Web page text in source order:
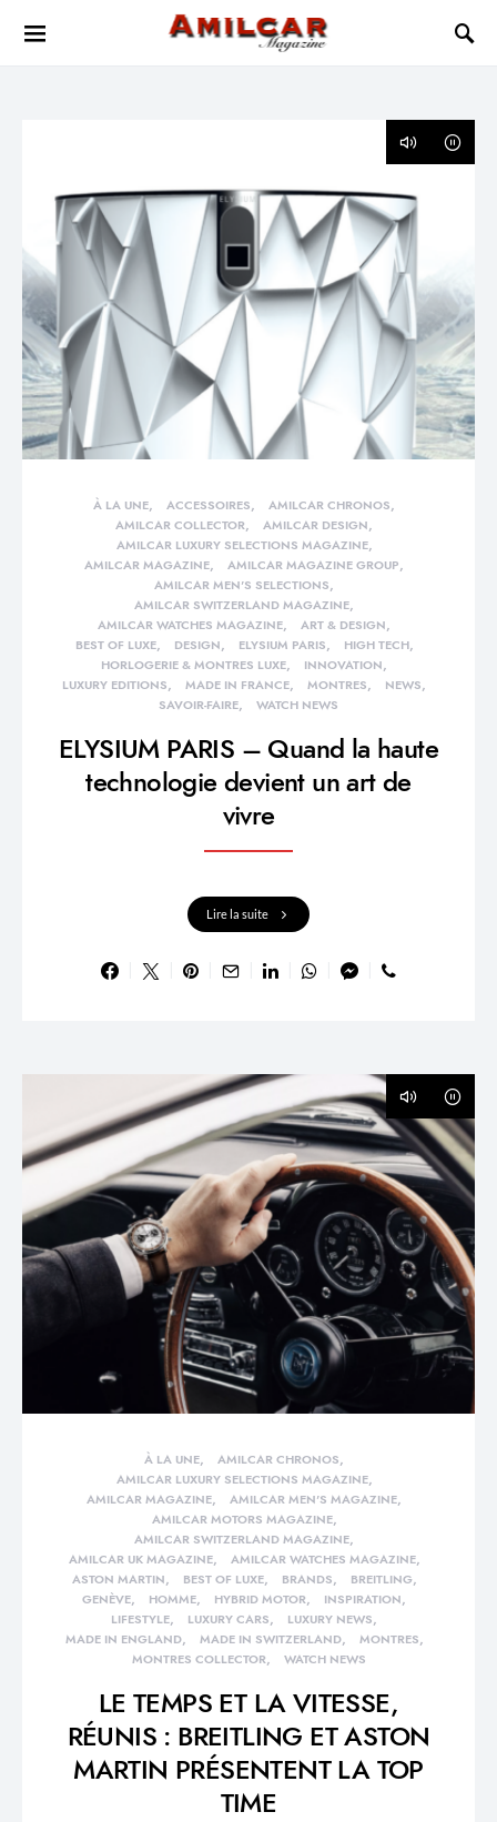
À LA UNE ACCESSOIRES
AMILCAR CHRONOS
AMILCAR COLLECTOR
AMILCAR DESIGN
AMILCAR LUXURY SELECTIONS MAGAZINE
AMILCAR MAGAZINE
AMILCAR MAGAZINE GROUP
AMILCAR MEN'S SELECTIONS
AMILCAR SWITZERLAND MAGAZINE
AMILCAR WATCHES MAGAZINE
ART & DESIGN
BEST OF LUXE
DESIGN ELYSIUM PARIS
HIGH TECH
HORLOGERIE & MONTRES LUXE
INNOVATION
LUXURY EDITIONS
MADE IN FRANCE MONTRES
NEWS
SAVOIR-FAIRE
WATCH NEWS
ELYSIUM PARIS – Quand la haute
technologie devient un art de
vivre
Lire la suite
À LA UNE
AMILCAR CHRONOS
AMILCAR LUXURY SELECTIONS MAGAZINE
AMILCAR MAGAZINE
AMILCAR MEN'S MAGAZINE
AMILCAR MOTORS MAGAZINE
AMILCAR SWITZERLAND MAGAZINE
AMILCAR UK MAGAZINE
AMILCAR WATCHES MAGAZINE
ASTON MARTIN
BEST OF LUXE BRANDS
BREITLING
GENÈVE
HOMME HYBRID MOTOR
INSPIRATION
LIFESTYLE
LUXURY CARS
LUXURY NEWS
MADE IN ENGLAND
MADE IN SWITZERLAND
MONTRES
MONTRES COLLECTOR
WATCH NEWS
LE TEMPS ET LA VITESSE,
RÉUNIS : BREITLING ET ASTON
MARTIN PRÉSENTENT LA TOP
TIME